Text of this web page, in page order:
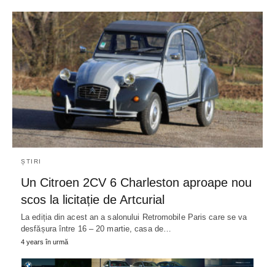
ȘTIRI
Un Citroen 2CV 6 Charleston aproape nou
scos la licitație de Artcurial
La ediția din acest an a salonului Retromobile Paris care se va
desfășura între 16 – 20 martie, casa de…
4 years în urmă